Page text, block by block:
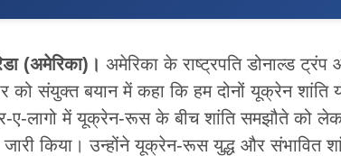
(अमेरिका)। अमेरिका के राष्ट्रपति डोनाल्ड
को संयुक्त बयान में कहा कि हम दोनों यूक्रेन
ए-लागो में यूक्रेन-रूस के बीच शांति समझौते को
जारी किया। उन्होंने यूक्रेन-रूस युद्ध और संभावित